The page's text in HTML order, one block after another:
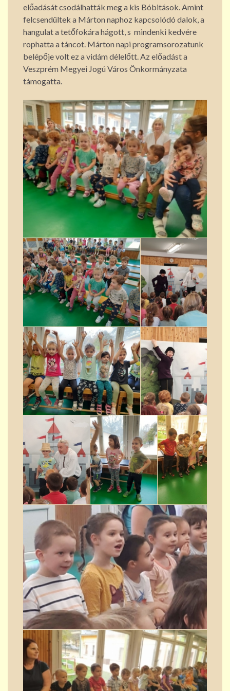
előadását csodálhatták meg a kis Bóbitások. Amint
felcsendültek a Márton naphoz kapcsolódó dalok, a
hangulat a tetőfokára hágott, s mindenki kedvére
rophatta a táncot. Márton napi programsorozatunk
belépője volt ez a vidám délelőtt. Az előadást a
Veszprém Megyei Jogú Város Önkormányzata
támogatta.